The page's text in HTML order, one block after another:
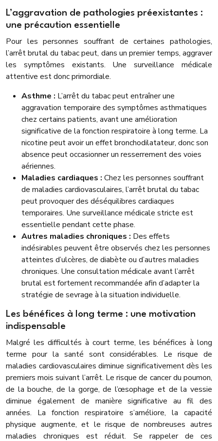
L’aggravation de pathologies préexistantes :
une précaution essentielle
Pour les personnes souffrant de certaines pathologies,
l’arrêt brutal du tabac peut, dans un premier temps, aggraver
les symptômes existants. Une surveillance médicale
attentive est donc primordiale.
Asthme : L’arrêt du tabac peut entraîner une
aggravation temporaire des symptômes asthmatiques
chez certains patients, avant une amélioration
significative de la fonction respiratoire à long terme. La
nicotine peut avoir un effet bronchodilatateur, donc son
absence peut occasionner un resserrement des voies
aériennes.
Maladies cardiaques : Chez les personnes souffrant
de maladies cardiovasculaires, l’arrêt brutal du tabac
peut provoquer des déséquilibres cardiaques
temporaires. Une surveillance médicale stricte est
essentielle pendant cette phase.
Autres maladies chroniques : Des effets
indésirables peuvent être observés chez les personnes
atteintes d’ulcères, de diabète ou d’autres maladies
chroniques. Une consultation médicale avant l’arrêt
brutal est fortement recommandée afin d’adapter la
stratégie de sevrage à la situation individuelle.
Les bénéfices à long terme : une motivation
indispensable
Malgré les difficultés à court terme, les bénéfices à long
terme pour la santé sont considérables. Le risque de
maladies cardiovasculaires diminue significativement dès les
premiers mois suivant l’arrêt. Le risque de cancer du poumon,
de la bouche, de la gorge, de l’œsophage et de la vessie
diminue également de manière significative au fil des
années. La fonction respiratoire s’améliore, la capacité
physique augmente, et le risque de nombreuses autres
maladies chroniques est réduit. Se rappeler de ces